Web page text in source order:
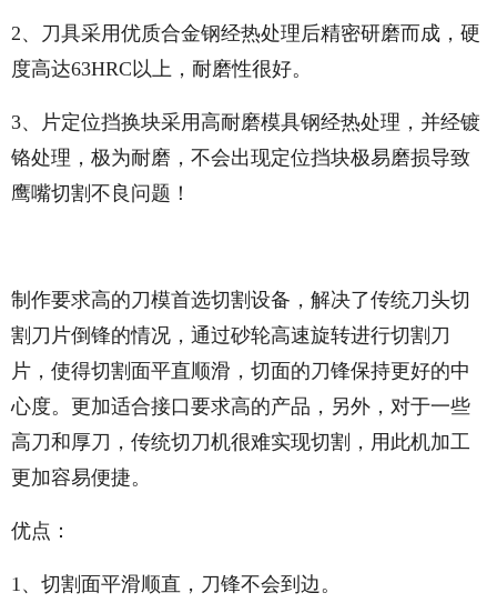
2、刀具采用优质合金钢经热处理后精密研磨而成，硬
度高达63HRC以上，耐磨性很好。
3、片定位挡换块采用高耐磨模具钢经热处理，并经镀
铬处理，极为耐磨，不会出现定位挡块极易磨损导致
鹰嘴切割不良问题！
制作要求高的刀模首选切割设备，解决了传统刀头切
割刀片倒锋的情况，通过砂轮高速旋转进行切割刀
片，使得切割面平直顺滑，切面的刀锋保持更好的中
心度。更加适合接口要求高的产品，另外，对于一些
高刀和厚刀，传统切刀机很难实现切割，用此机加工
更加容易便捷。
优点：
1、切割面平滑顺直，刀锋不会到边。